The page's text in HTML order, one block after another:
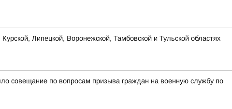
Липецкой, Воронежской, Тамбовской и Тульской областях
совещание по вопросам призыва граждан на военную службу по